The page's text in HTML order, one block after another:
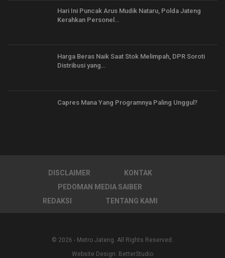
Hari Ini Puncak Arus Mudik Nataru, Polda Jateng
Kerahkan Personel…
Harga Beras Naik Saat Stok Melimpah, DPR Soroti
Distribusi yang…
Capres Mana Yang Programnya Paling Unggul?
DISCLAIMER
KONTAK
PEDOMAN MEDIA SAIBER
REDAKSI
TENTANG KAMI
© 2026 - Metro Jateng. All Rights Reserved.
Website Design: BetterStudio